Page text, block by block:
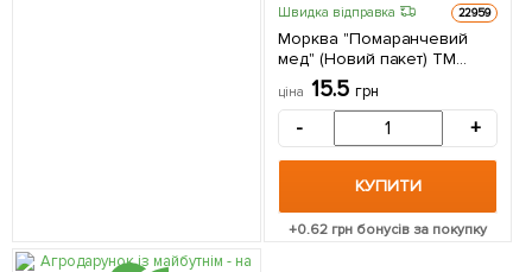
Швидка відправка 22959
Морква "Помаранчевий
мед" (Новий пакет) ТМ
"Весна" 2г
ціна 15.5 грн
- +
КУПИТИ
+0.62грн бонусів за покупку